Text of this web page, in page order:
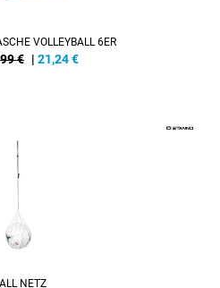
VOLLEYBALL 6ER
€ | 21,24€
NETZ